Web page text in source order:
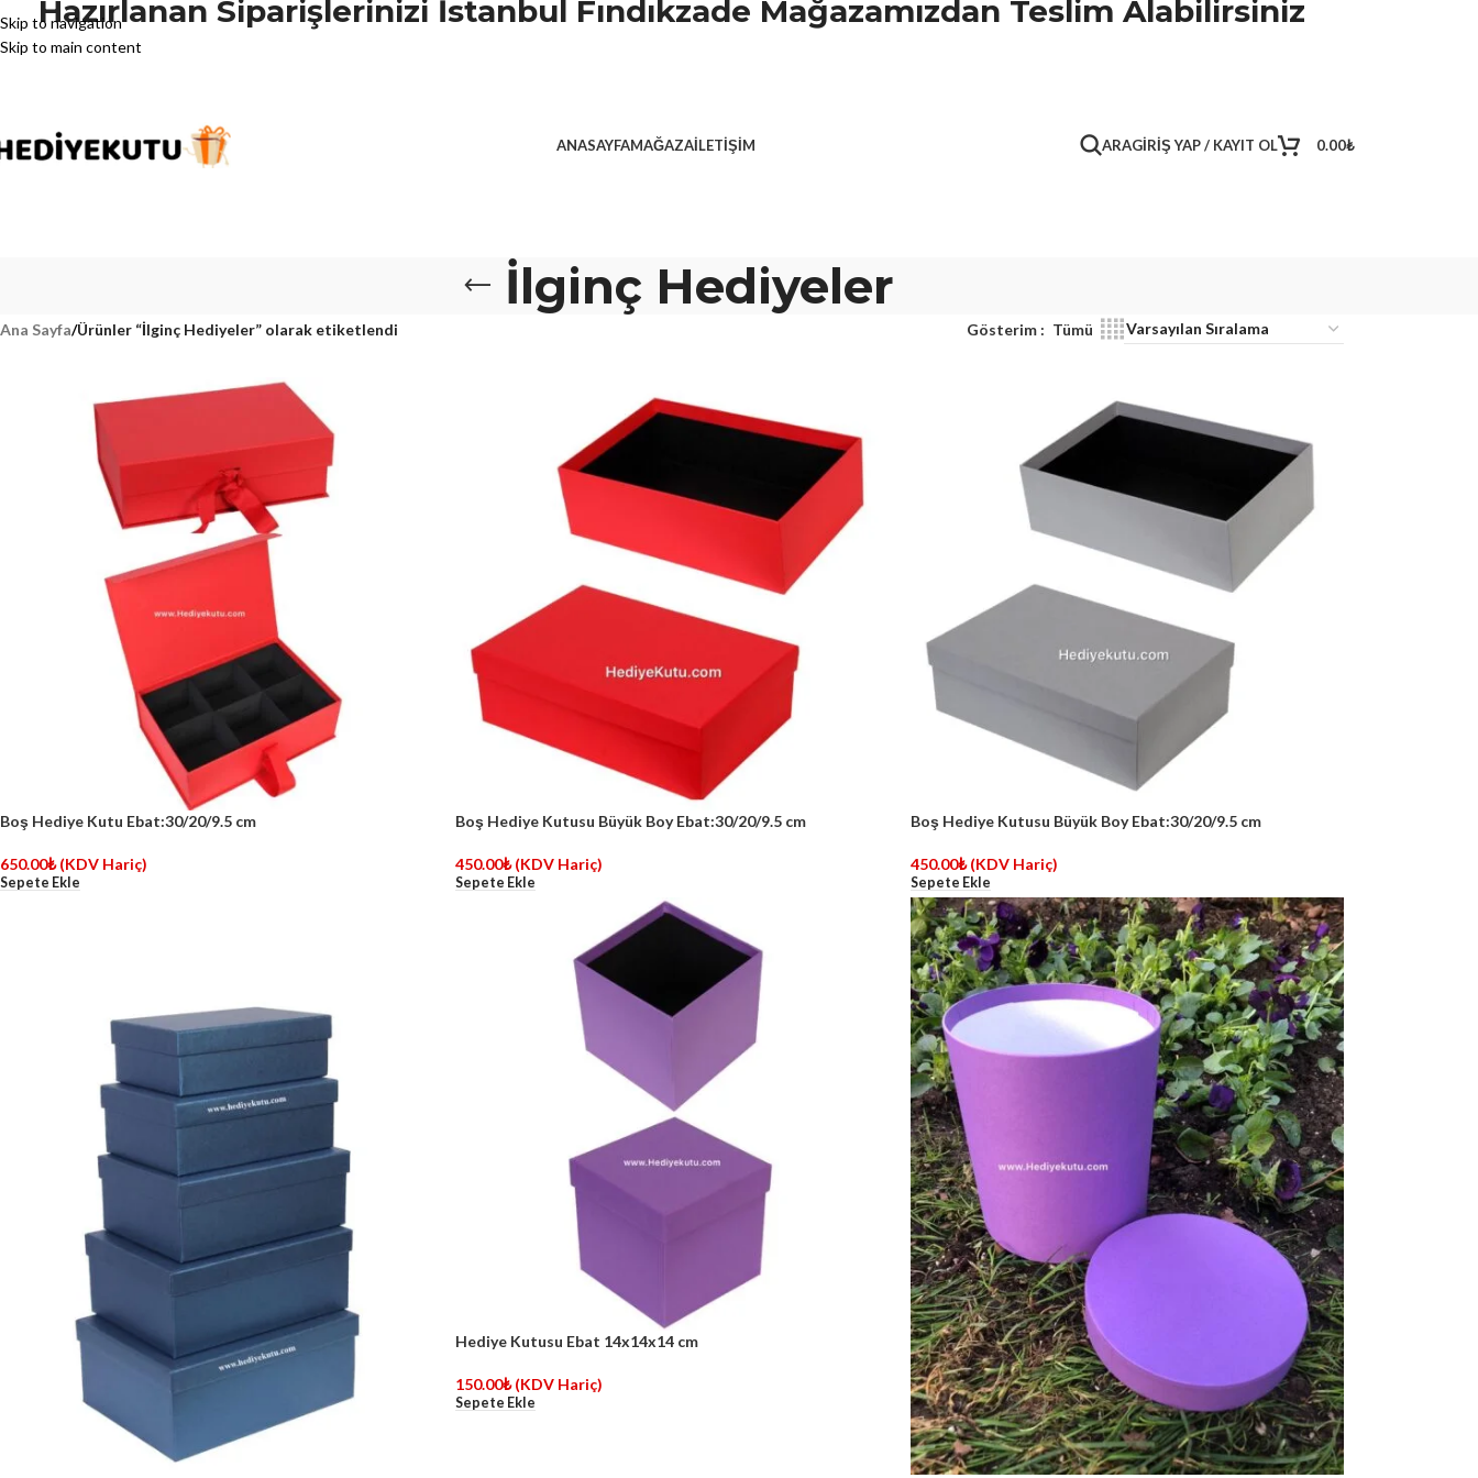
Skip to navigation
Skip to main content
Hazırlanan Siparişlerinizi İstanbul Fındıkzade Mağazamızdan Teslim Alabilirsiniz
ANASAYFAMAĞAZAİLETIŞIM ARAGIRIŞ YAP / KAYIT OL 0.00₺
İlginç Hediyeler
Ana Sayfa/Ürünler “İlginç Hediyeler” olarak etiketlendi Gösterim Tümü
Boş Hediye Kutu Ebat:30/20/9.5 cm
650.00₺ (KDV Hariç)
Sepete Ekle
Boş Hediye Kutusu Büyük Boy Ebat:30/20/9.5 cm
450.00₺ (KDV Hariç)
Sepete Ekle
Boş Hediye Kutusu Büyük Boy Ebat:30/20/9.5 cm
450.00₺ (KDV Hariç)
Sepete Ekle
Hediye Kutusu Ebat 14x14x14 cm
150.00₺ (KDV Hariç)
Sepete Ekle